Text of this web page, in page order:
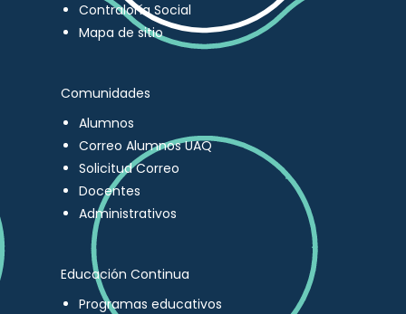
Contraloría Social
Mapa de sitio
Comunidades
Alumnos
Correo Alumnos UAQ
Solicitud Correo
Docentes
Administrativos
Educación Continua
Programas educativos